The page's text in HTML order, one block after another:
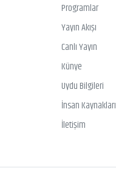
Programlar
Yayın Akışı
Canlı Yayın
Künye
Uydu Bilgileri
İnsan Kaynakları
İletişim